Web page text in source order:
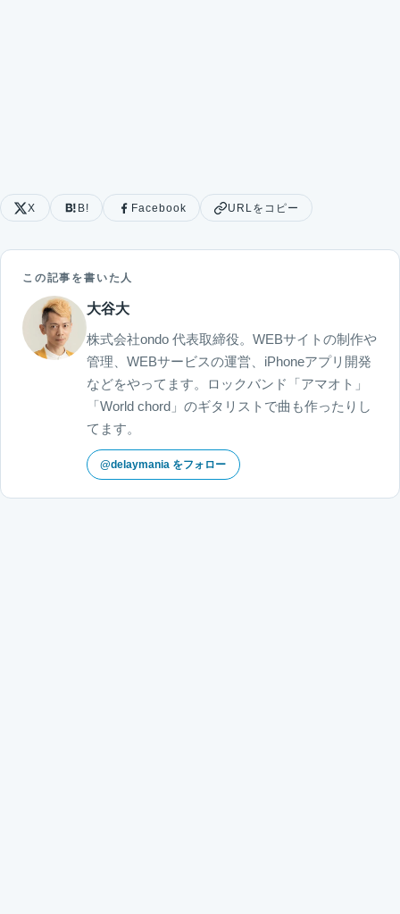
X B! Facebook URLをコピー
この記事を書いた人
大谷大
株式会社ondo 代表取締役。WEBサイトの制作や
管理、WEBサービスの運営、iPhoneアプリ開発
などをやってます。ロックバンド「アマオト」
「World chord」のギタリストで曲も作ったりし
てます。
@delaymania をフォロー